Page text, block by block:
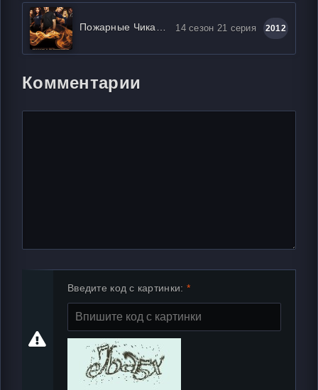
14 сезон 21 серия 2012
Комментарии
Введите код с картинки: